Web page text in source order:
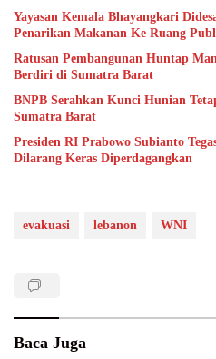
Yayasan Kemala Bhayangkari
Penarikan Makanan Ke Ruang
Ratusan Pembangunan Huntap
Berdiri di Sumatra Barat
BNPB Serahkan Kunci Hunian
Sumatra Barat
Presiden RI Prabowo Subianto
Dilarang Keras Diperdagangkan
evakuasi lebanon WNI
Baca Juga